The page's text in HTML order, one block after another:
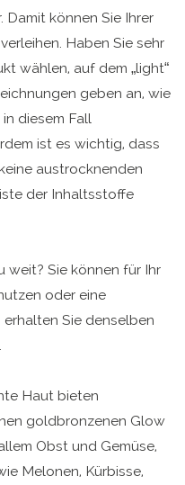
Damit können Sie Ihrer
Haben Sie sehr
wählen, auf dem „light“
geben an, wie
in diesem Fall
ist es wichtig, dass
austrocknenden
der Inhaltsstoffe
weit? Sie können für Ihr
oder eine
Sie denselben
Haut bieten
goldbronzenen Glow
Obst und Gemüse,
Melonen, Kürbisse,